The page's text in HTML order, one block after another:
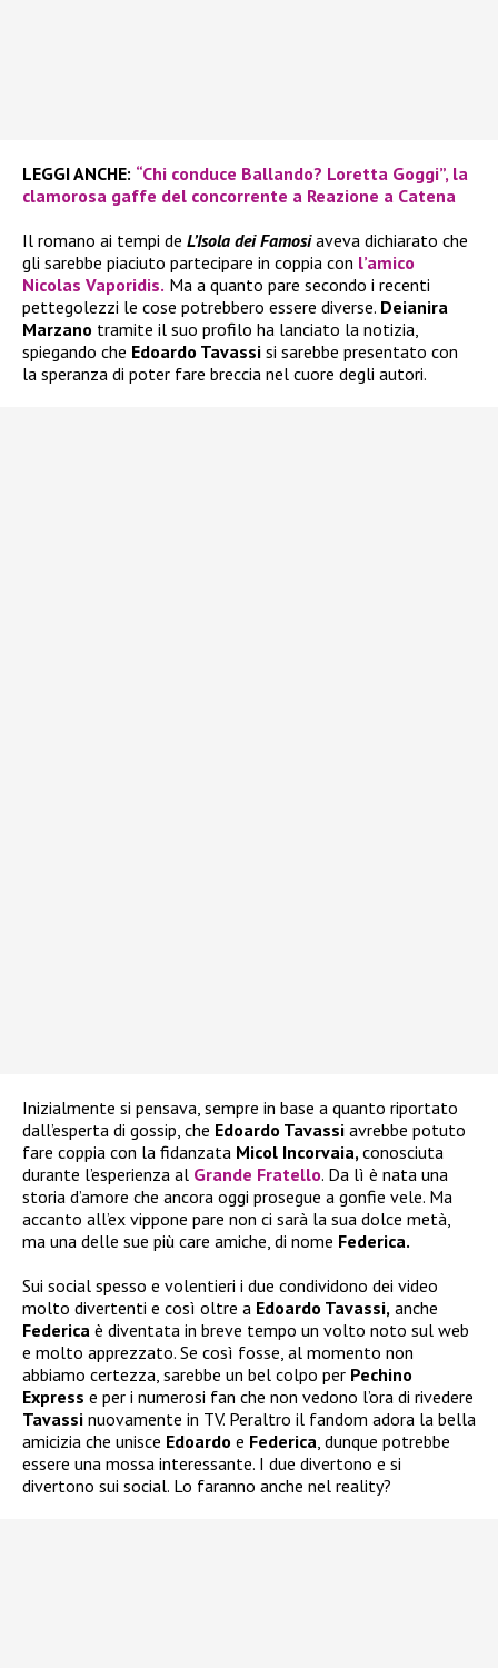
LEGGI ANCHE: “Chi conduce Ballando? Loretta Goggi”, la
clamorosa gaffe del concorrente a Reazione a Catena
Il romano ai tempi de L’Isola dei Famosiaveva dichiarato che
gli sarebbe piaciuto partecipare in coppia con l’amico
Nicolas Vaporidis. Ma a quanto pare secondo i recenti
pettegolezzi le cose potrebbero essere diverse. Deianira
Marzano tramite il suo profilo ha lanciato la notizia,
spiegando che Edoardo Tavassi si sarebbe presentato con
la speranza di poter fare breccia nel cuore degli autori.
Inizialmente si pensava, sempre in base a quanto riportato
dall’esperta di gossip, che Edoardo Tavassi avrebbe potuto
fare coppia con la fidanzata Micol Incorvaia, conosciuta
durante l’esperienza al Grande Fratello. Da lì è nata una
storia d’amore che ancora oggi prosegue a gonfie vele. Ma
accanto all’ex vippone pare non ci sarà la sua dolce metà,
ma una delle sue più care amiche, di nome Federica.
Sui social spesso e volentieri i due condividono dei video
molto divertenti e così oltre a Edoardo Tavassi, anche
Federica è diventata in breve tempo un volto noto sul web
e molto apprezzato. Se così fosse, al momento non
abbiamo certezza, sarebbe un bel colpo per Pechino
Express e per i numerosi fan che non vedono l’ora di rivedere
Tavassi nuovamente in TV. Peraltro il fandom adora la bella
amicizia che unisce Edoardo e Federica , dunque potrebbe
essere una mossa interessante. I due divertono e si
divertono sui social. Lo faranno anche nel reality?